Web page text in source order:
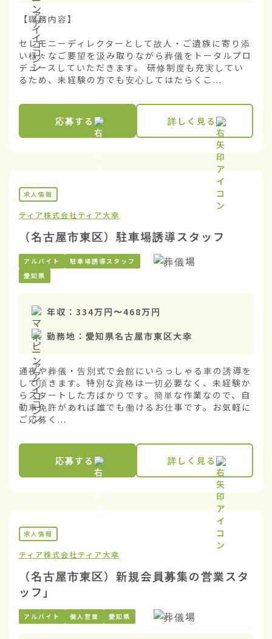
【職務内容】
セレモニーディレクターとして故人・ご遺族に寄り添
い様々なご要望を汲み取りながら葬儀をトータルプロ
デュースしていただきます。 研修制度も充実してい
るため、未経験の方でも安心してはたらくこ...
応募する 詳しく見る
求人情報
ティア株式会社ティア大幸
（名古屋市東区）駐車場誘導スタッフ
アルバイト
駐車場誘導スタッフ
愛知県
年収： 334万円〜468万円
勤務地： 愛知県名古屋市東区大幸
通夜や葬儀・告別式で会館にいらっしゃる車の誘導を
して頂きます。特別な資格は一切必要なく、未経験か
らスタートした方ばかりです。簡単な作業なので、自
動車免許があれば誰でも働けるお仕事です。お気軽に
ご応募く...
応募する 詳しく見る
求人情報
ティア株式会社ティア大幸
（名古屋市東区）新規会員募集の営業スタ
ッフ」
アルバイト 個人営業 愛知県